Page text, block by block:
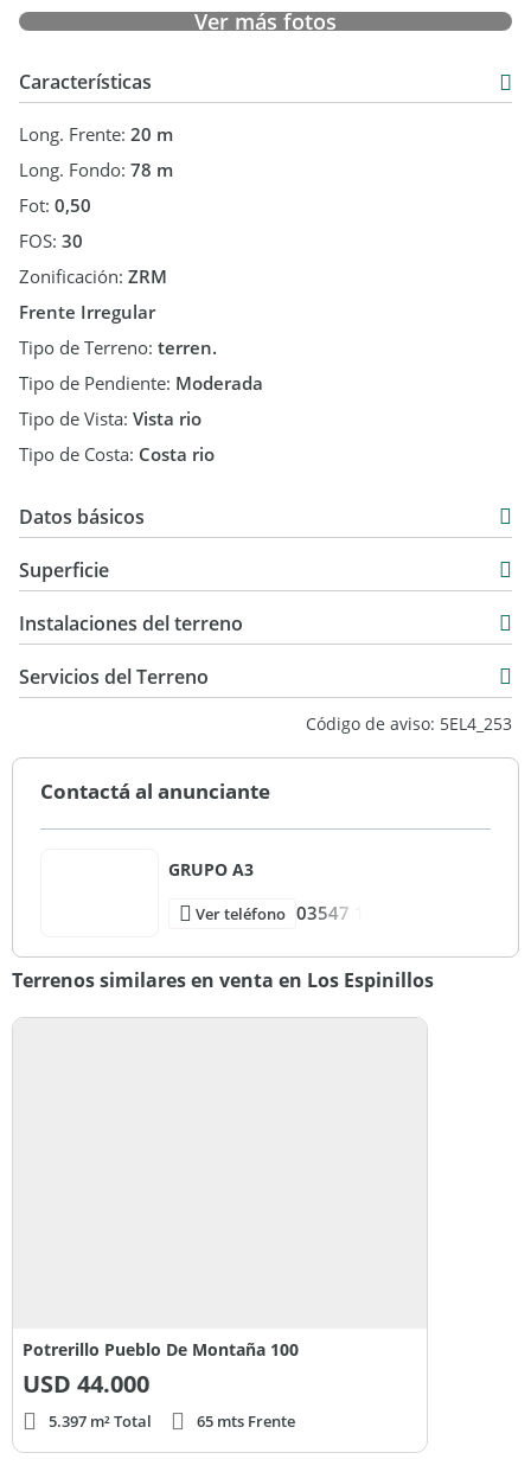
Coordiná tu visita hoy mismo y vení a sentir la paz de este
lugar.
Ver más fotos
Características
Long. Frente: 20 m
Long. Fondo: 78 m
Fot: 0,50
FOS: 30
Zonificación: ZRM
Frente Irregular
Tipo de Terreno: terren.
Tipo de Pendiente: Moderada
Tipo de Vista: Vista rio
Tipo de Costa: Costa rio
Datos básicos
Superficie
1.359 m2
Instalaciones del terreno
Servicios del Terreno
Código de aviso: 5EL4_253
Contactá al anunciante
GRUPO A3
Ver teléfono 03547 1
Terrenos similares en venta en Los Espinillos
Potrerillo Pueblo De Montaña 100
USD 44.000
5.397 m² Total 65 mts Frente